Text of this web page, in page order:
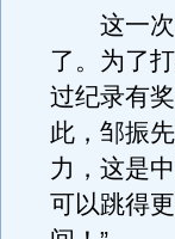
这一次
了。为了
过纪录有
此，邹振
力，这是
可以跳得